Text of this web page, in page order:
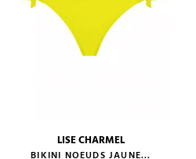
LISE CHARMEL
BIKINI NOEUDS JAUNE...